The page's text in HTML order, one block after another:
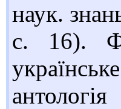
наук.
с. 16).